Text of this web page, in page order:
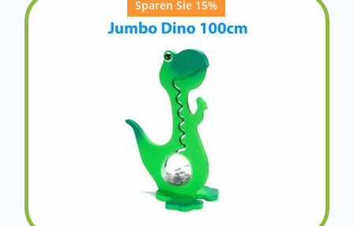
Sparen Sie 15%